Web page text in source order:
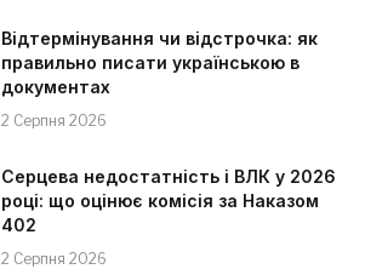
Відтермінування чи відстрочка: як
правильно писати українською в
документах
2 Серпня 2026
Серцева недостатність і ВЛК у 2026
році: що оцінює комісія за Наказом
402
2 Серпня 2026